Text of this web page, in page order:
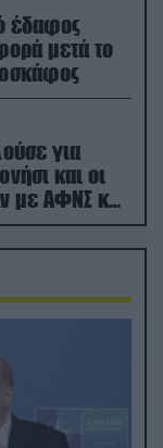
έδαφος
μετά το
για
και οι
με ΑΦΝΣ και